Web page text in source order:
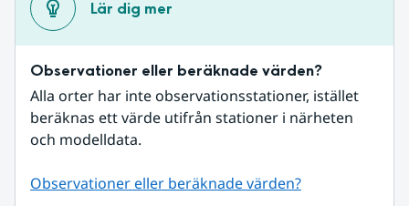
Lär dig mer
Observationer eller beräknade värden?
Alla orter har inte observationsstationer, istället
beräknas ett värde utifrån stationer i närheten
och modelldata.
Observationer eller beräknade värden?